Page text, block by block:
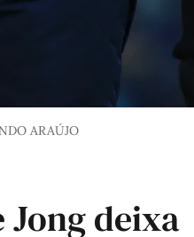
ARAÚJO
Jong deixa